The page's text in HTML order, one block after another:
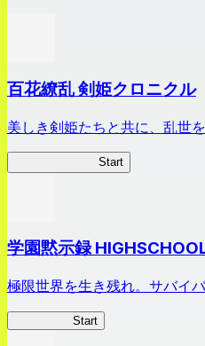
百花繚乱 剣姫クロニクル
美しき剣姫たちと共に、乱世
Start
学園黙示録
極限世界を生き残れ。サバイ
Start